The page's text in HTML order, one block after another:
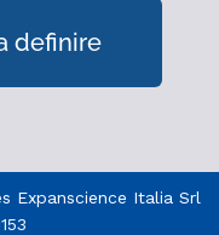
definire
Expanscience Italia Srl